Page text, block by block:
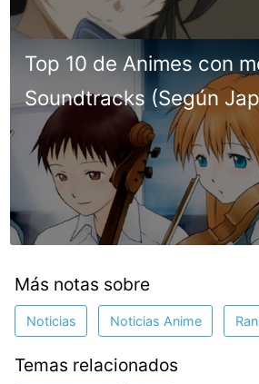
Top 10 de Animes con
Soundtracks (Según
Más notas sobre
Noticias Noticias Anime
Temas relacionados